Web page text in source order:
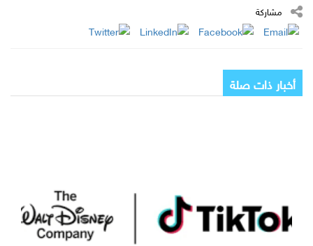
مشاركة
أخبار ذات صلة